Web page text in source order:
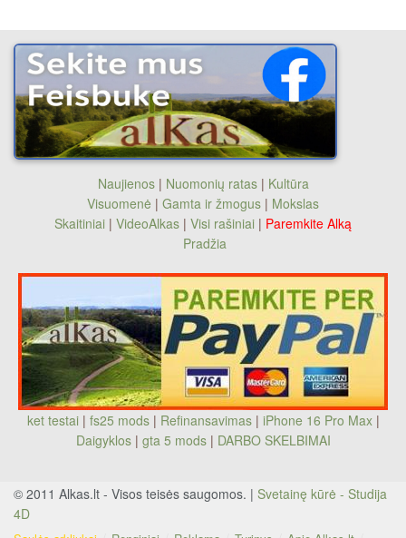
Naujienos| Nuomonių ratas| Kultūra
Visuomenė | Gamta ir žmogus | Mokslas
Skaitiniai | VideoAlkas | Visi rašiniai | Paremkite Alką
Pradžia
ket testai | fs25 mods| Refinansavimas| iPhone 16 Pro Max|
Daigyklos| gta 5 mods | DARBO SKELBIMAI
© 2011 Alkas.lt - Visos teisės saugomos. | Svetainę kūrė - Studija
4D